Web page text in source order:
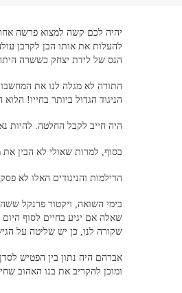
הנס של לידת יצחק כששרה היתה בת
הניגוד הגדול ביותר בחייו!
היה חייב לקבל החלטה. להיות
בסוף, למרות שאולי לא הבין את
הדילמות והניגודים האלו לא
שקורה לנו, כן יש שליטה על
אברהם היה נתון בין הפטיש
ומוכן להקריב את בנו האהוב